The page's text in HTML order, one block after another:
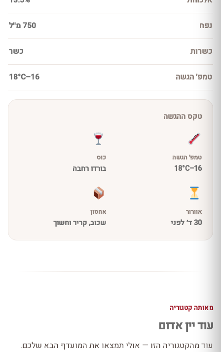
נפח 750 מ''ל
כשרות כשר
טמפ׳ הגשה 16–18°C
טקס ההגשה
טמפ׳ הגשה
16–18°C
כוס
בורדו רחבה
אוורור
30 ד׳ לפני
אחסון
שכוב, קריר וחשוך
מאותה קטגוריה
עוד יין אדום
עוד מהקטגוריה הזו — אולי תמצאו את המועדף הבא שלכם.